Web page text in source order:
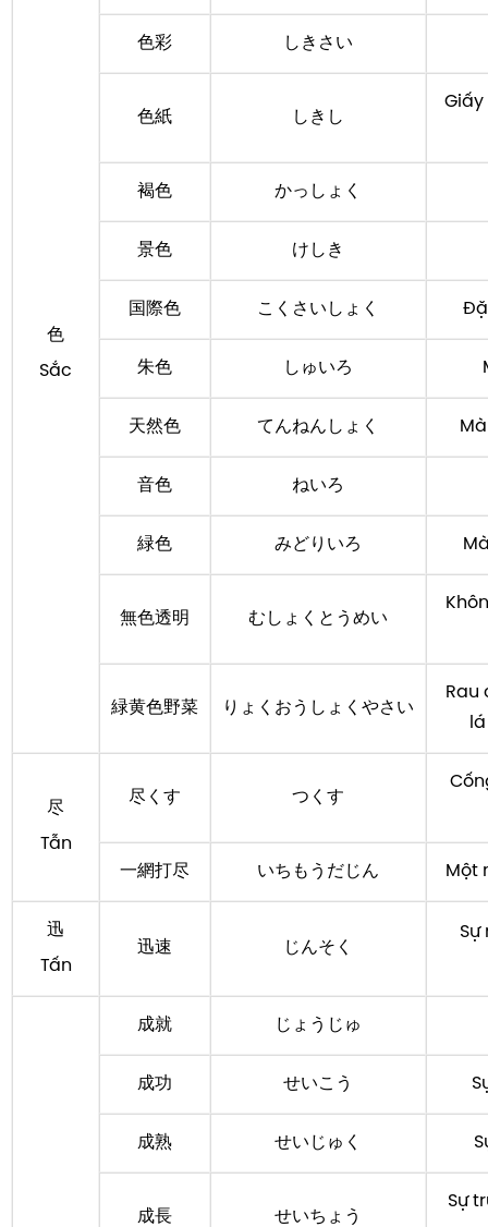
色
Sắc
色彩 しきさい
色紙 しきし
褐色 かっしょく
景色 けしき
国際色 こくさいしょく
朱色 しゅいろ
天然色 てんねんしょく
音色 ねいろ
緑色 みどりいろ
無色透明 むしょくとうめい
緑黄色野菜 りょくおうしょくやさい
Rau
尽
Tẫn
尽くす つくす
一網打尽 いちもうだじん Một
迅
Tấn
迅速 じんそく
Sự
成就 じょうじゅ
成功 せいこう
成熟 せいじゅく
成長 せいちょう
Sự